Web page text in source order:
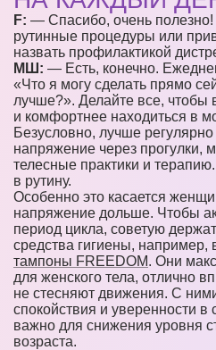
F: — Спасибо, очень полезно!
рутинные процедуры или
назвать профилактикой
МШ: — Есть, конечно.
«Что я могу сделать прямо
лучше?». Делайте все, чтобы
и комфортнее находиться в
Безусловно, лучше
напряжение через прогулки,
телесные практики и
в рутину.
Особенно это касается
напряжение дольше. Чтобы
период цикла, советую
средства гигиены,
тампоны FREEDOM. Они
для женского тела, отлично
не стесняют движения. С
спокойствия и уверенности
важно для снижения уровня
возраста.